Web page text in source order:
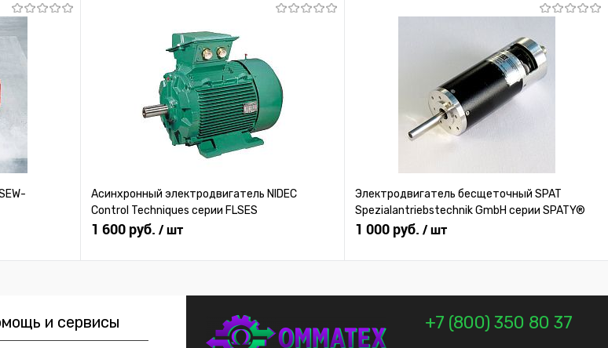
Асинхронный электродвигатель NIDEC
Control Techniques серии FLSES
1 600 руб. / шт
Электродвигатель бесщеточный SPAT
Spezialantriebstechnik GmbH серии SPATY®
1 000 руб. / шт
и сервисы +7 (800) 350 80 37